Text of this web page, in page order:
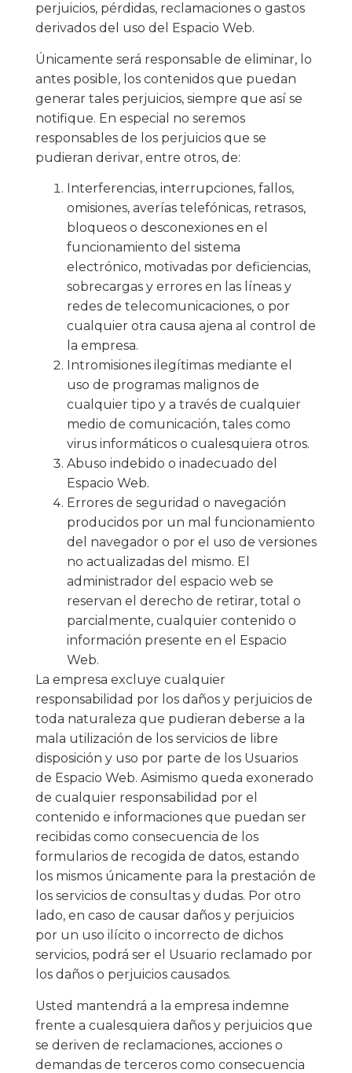
perjuicios, pérdidas, reclamaciones o gastos
derivados del uso del Espacio Web.
Únicamente será responsable de eliminar, lo
antes posible, los contenidos que puedan
generar tales perjuicios, siempre que así se
notifique. En especial no seremos
responsables de los perjuicios que se
pudieran derivar, entre otros, de:
Interferencias, interrupciones, fallos,
omisiones, averías telefónicas, retrasos,
bloqueos o desconexiones en el
funcionamiento del sistema
electrónico, motivadas por deficiencias,
sobrecargas y errores en las líneas y
redes de telecomunicaciones, o por
cualquier otra causa ajena al control de
la empresa.
Intromisiones ilegítimas mediante el
uso de programas malignos de
cualquier tipo y a través de cualquier
medio de comunicación, tales como
virus informáticos o cualesquiera otros.
Abuso indebido o inadecuado del
Espacio Web.
Errores de seguridad o navegación
producidos por un mal funcionamiento
del navegador o por el uso de versiones
no actualizadas del mismo. El
administrador del espacio web se
reservan el derecho de retirar, total o
parcialmente, cualquier contenido o
información presente en el Espacio
Web.
La empresa excluye cualquier
responsabilidad por los daños y perjuicios de
toda naturaleza que pudieran deberse a la
mala utilización de los servicios de libre
disposición y uso por parte de los Usuarios
de Espacio Web. Asimismo queda exonerado
de cualquier responsabilidad por el
contenido e informaciones que puedan ser
recibidas como consecuencia de los
formularios de recogida de datos, estando
los mismos únicamente para la prestación de
los servicios de consultas y dudas. Por otro
lado, en caso de causar daños y perjuicios
por un uso ilícito o incorrecto de dichos
servicios, podrá ser el Usuario reclamado por
los daños o perjuicios causados.
Usted mantendrá a la empresa indemne
frente a cualesquiera daños y perjuicios que
se deriven de reclamaciones, acciones o
demandas de terceros como consecuencia